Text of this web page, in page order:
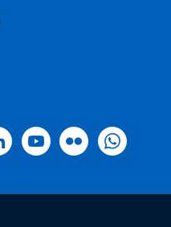
LinkedinYoutubeFlickr